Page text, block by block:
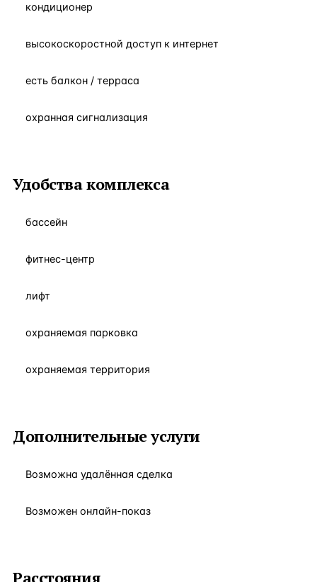
кондиционер
высокоскоростной доступ к интернет
есть балкон / терраса
охранная сигнализация
Удобства комплекса
бассейн
фитнес-центр
лифт
охраняемая парковка
охраняемая территория
Дополнительные услуги
Возможна удалённая сделка
Возможен онлайн-показ
Расстояния